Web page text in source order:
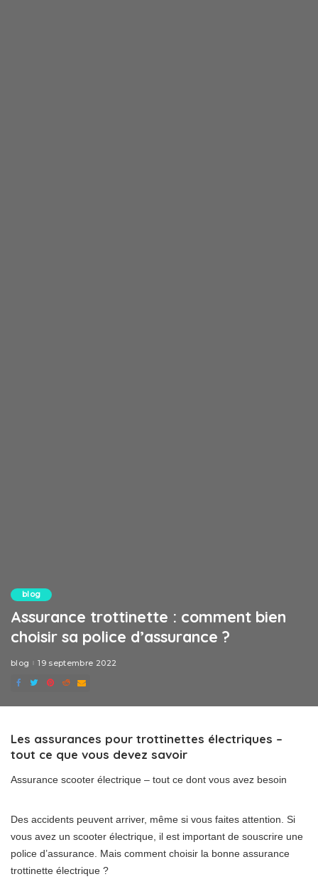
blog
Assurance trottinette : comment bien
choisir sa police d’assurance ?
blog 19 septembre 2022
Les assurances pour trottinettes électriques –
tout ce que vous devez savoir
Assurance scooter électrique – tout ce dont vous avez besoin
Des accidents peuvent arriver, même si vous faites attention. Si
vous avez un scooter électrique, il est important de souscrire une
police d’assurance. Mais comment choisir la bonne assurance
trottinette électrique ?